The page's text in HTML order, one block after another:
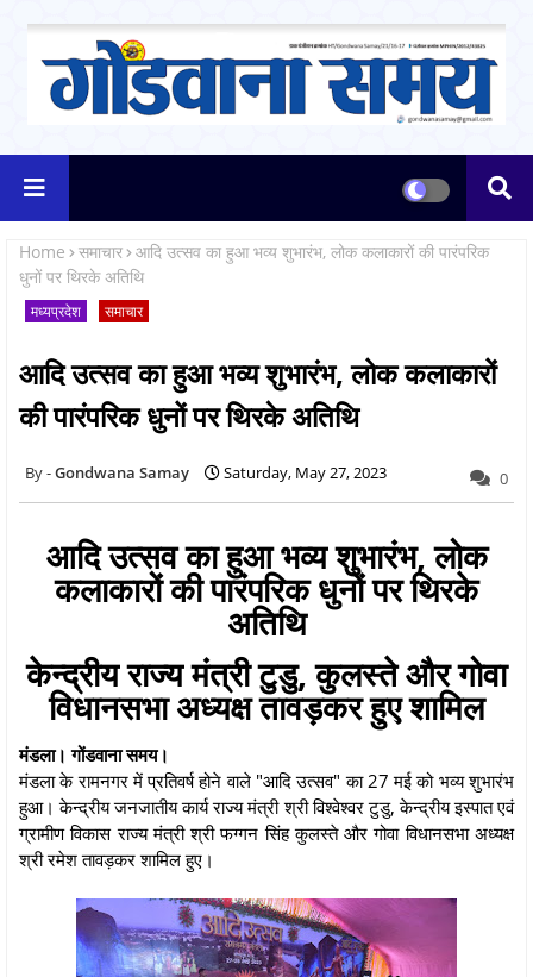
Home समाचार आदि उत्सव का हुआ भव्य शुभारंभ, लोक कलाकारों की पारंपरिक
धुनों पर थिरके अतिथि
मध्यप्रदेश समाचार
आदि उत्सव का हुआ भव्य शुभारंभ, लोक कलाकारों
की पारंपरिक धुनों पर थिरके अतिथि
Gondwana Samay Saturday, May 27, 2023 0
आदि उत्सव का हुआ भव्य शुभारंभ, लोक
कलाकारों की पारंपरिक धुनों पर थिरके
अतिथि
केन्द्रीय राज्य मंत्री टुडु, कुलस्ते और गोवा
विधानसभा अध्यक्ष तावड़कर हुए शामिल
मंडला। गोंडवाना समय।
मंडला के रामनगर में प्रतिवर्ष होने वाले "आदि उत्सव" का 27 मई को भव्य शुभारंभ
हुआ। केन्द्रीय जनजातीय कार्य राज्य मंत्री श्री विश्वेश्वर टुडु, केन्द्रीय इस्पात एवं
ग्रामीण विकास राज्य मंत्री श्री फग्गन सिंह कुलस्ते और गोवा विधानसभा अध्यक्ष
श्री रमेश तावड़कर शामिल हुए।